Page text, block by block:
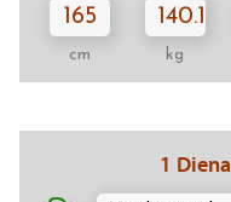
165
cm
140.1
kg
1 Diena